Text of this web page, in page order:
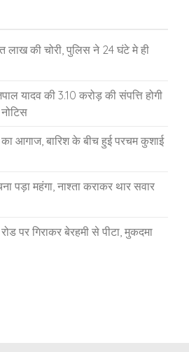
लाख की चोरी, पुलिस ने 24 घंटे मे ही
यादव की 3.10 करोड़ की संपत्ति होगी
का आगाज, बारिश के बीच हुई परचम कुशाई
महंगा, नाश्ता कराकर थार सवार
पर गिराकर बेरहमी से पीटा, मुकदमा